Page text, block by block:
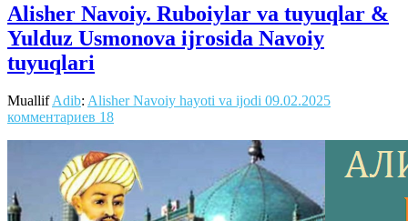
Alisher Navoiy. Ruboiylar va tuyuqlar &
Yulduz Usmonova ijrosida Navoiy
tuyuqlari
MuallifAdib: Alisher Navoiy hayoti va ijodi 09.02.2025
комментариев 18